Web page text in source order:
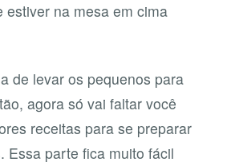
estiver na mesa em cima
de levar os pequenos para
agora só vai faltar você
receitas para se preparar
Essa parte fica muito fácil